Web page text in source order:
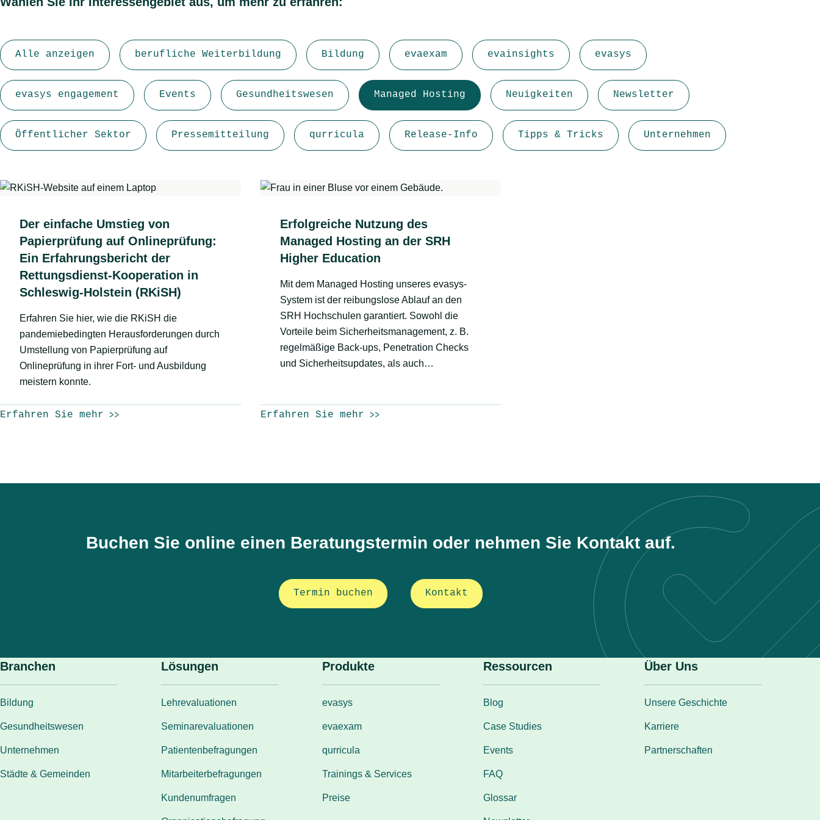
Alle anzeigen berufliche Weiterbildung Bildung evaexam evainsights evasys
evasys engagement Events Gesundheitswesen Managed Hosting Neuigkeiten Newsletter
Öffentlicher Sektor Pressemitteilung qurricula Release-Info Tipps & Tricks Unternehmen
Der einfache Umstieg von
Papierprüfung auf Onlineprüfung:
Ein Erfahrungsbericht der
Rettungsdienst-Kooperation in
Schleswig-Holstein (RKiSH)
Erfahren Sie hier, wie die RKiSH die
pandemiebedingten Herausforderungen durch
Umstellung von Papierprüfung auf
Onlineprüfung in ihrer Fort- und Ausbildung
meistern konnte.
Erfahren Sie mehr
Erfolgreiche Nutzung des
Managed Hosting an der SRH
Higher Education
Mit dem Managed Hosting unseres evasys-
System ist der reibungslose Ablauf an den
SRH Hochschulen garantiert. Sowohl die
Vorteile beim Sicherheitsmanagement, z. B.
regelmäßige Back-ups, Penetration Checks
und Sicherheitsupdates, als auch…
Erfahren Sie mehr
Buchen Sie online einen Beratungstermin oder nehmen Sie Kontakt auf.
Termin buchen Kontakt
Branchen
Bildung
Gesundheitswesen
Unternehmen
Städte & Gemeinden
Lösungen
Lehrevaluationen
Seminarevaluationen
Patientenbefragungen
Mitarbeiterbefragungen
Kundenumfragen
Produkte
evasys
evaexam
qurricula
Trainings & Services
Preise
Ressourcen
Blog
Case Studies
Events
FAQ
Glossar
Über Uns
Unsere Geschichte
Karriere
Partnerschaften